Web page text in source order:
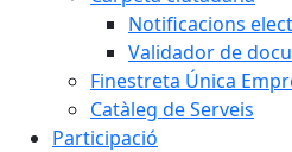
Notificacions
Validador de
Finestreta Única
Catàleg de Serveis
Participació